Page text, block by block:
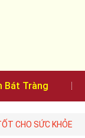
Bát Tràng
CHO SỨC KHỎE